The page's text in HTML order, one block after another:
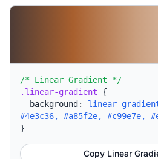
/* Linear Gradient */
.linear-gradient {
background: linear-
#4e3c36, #a85f2e, #c99e7e,
}
Copy Linear